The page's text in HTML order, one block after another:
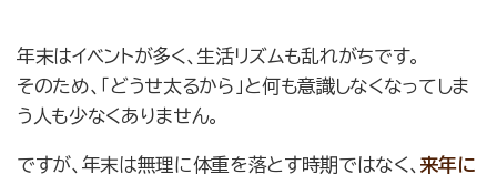
年末はイベントが多く、生活リズムも乱れがちです。
そのため、「どうせ太るから」と何も意識しなくなってしま
う人も少なくありません。
ですが、年末は無理に体重を落とす時期ではなく、 来年に